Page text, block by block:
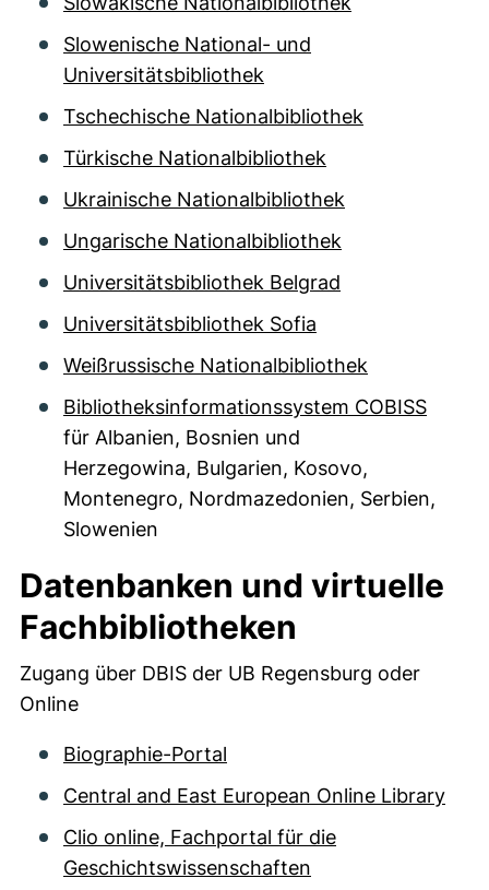
Slowenische National- und
Universitätsbibliothek
Tschechische Nationalbibliothek
Türkische Nationalbibliothek
Ukrainische Nationalbibliothek
Ungarische Nationalbibliothek
Universitätsbibliothek Belgrad
Universitätsbibliothek Sofia
Weißrussische Nationalbibliothek
Bibliotheksinformationssystem COBISS
für Albanien, Bosnien und
Herzegowina, Bulgarien, Kosovo,
Montenegro, Nordmazedonien, Serbien,
Slowenien
Datenbanken und virtuelle
Fachbibliotheken
Zugang über DBIS der UB Regensburg oder
Online
Biographie-Portal
Central and East European Online Library
Clio online, Fachportal für die
Geschichtswissenschaften